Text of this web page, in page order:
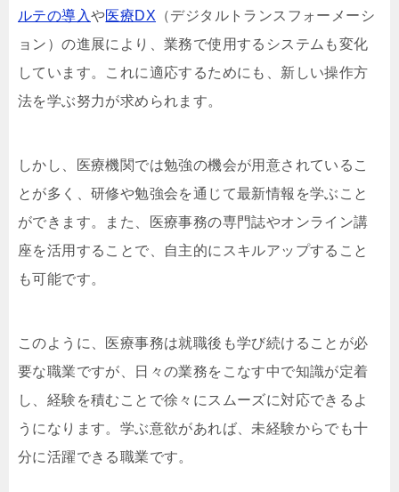
ルテの導入や医療DX （デジタルトランスフォーメーシ
ョン）の進展により、業務で使用するシステムも変化
しています。これに適応するためにも、新しい操作方
法を学ぶ努力が求められます。
しかし、医療機関では勉強の機会が用意されているこ
とが多く、研修や勉強会を通じて最新情報を学ぶこと
ができます。また、医療事務の専門誌やオンライン講
座を活用することで、自主的にスキルアップすること
も可能です。
このように、医療事務は就職後も学び続けることが必
要な職業ですが、日々の業務をこなす中で知識が定着
し、経験を積むことで徐々にスムーズに対応できるよ
うになります。学ぶ意欲があれば、未経験からでも十
分に活躍できる職業です。